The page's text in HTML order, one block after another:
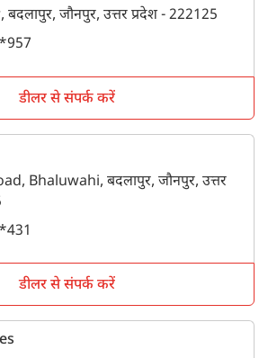
जौनपुर, उत्तर प्रदेश - 222125
डीलर से संपर्क करें
Bhaluwahi, बदलापुर, जौनपुर, उत्तर
डीलर से संपर्क करें